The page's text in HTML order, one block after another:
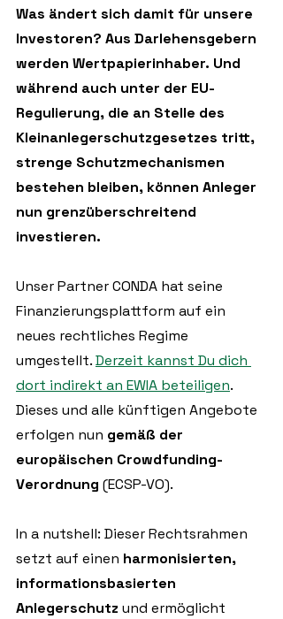
Was ändert sich damit für unsere
Investoren? Aus Darlehensgebern
werden Wertpapierinhaber. Und
während auch unter der EU-
Regulierung, die an Stelle des
Kleinanlegerschutzgesetzes tritt,
strenge Schutzmechanismen
bestehen bleiben, können Anleger
nun grenzüberschreitend
investieren.
Unser Partner CONDA hat seine
Finanzierungsplattform auf ein
neues rechtliches Regime
umgestellt. Derzeit kannst Du dich
dort indirekt an EWIA beteiligen.
Dieses und alle künftigen Angebote
erfolgen nun gemäß der
europäischen Crowdfunding-
Verordnung (ECSP-VO).
In a nutshell: Dieser Rechtsrahmen
setzt auf einen harmonisierten,
informationsbasierten
Anlegerschutz und ermöglicht